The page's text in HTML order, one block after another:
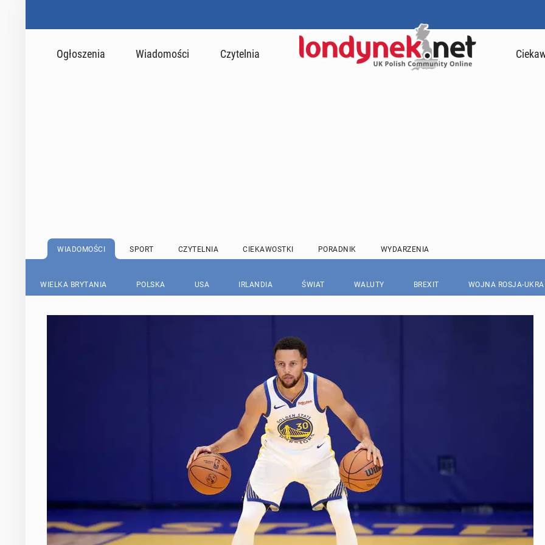
Ogłoszenia Wiadomości Czytelnia
WIADOMOŚCI SPORT CZYTELNIA CIEKAWOSTKI PORADNIK WYDARZENIA
WIELKA BRYTANIA POLSKA USA IRLANDIA ŚWIAT WALUTY BREXIT WOJNA ROSJA-